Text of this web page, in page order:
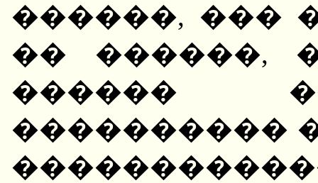
������, ���
�� ������,
������
����������